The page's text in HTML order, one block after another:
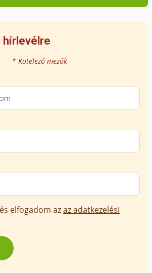
hírlevélre
* Kötelező mezők
Feliratkozom és elfogadom azaz adatkezelési